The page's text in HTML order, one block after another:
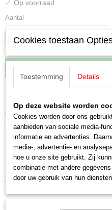
✓ Op voorraad
Aantal
IN WINKELWAGEN
Productcode leverancier
E224180
Schaal
H0 (1:87)
Nieuw
Omschrijving
Märklin E224180
Uitverkocht bij Märklin
voor oa 30861/98
Cookies toestaan
Toestemming Details
Op deze website worden
Cookies worden door ons
aanbieden van sociale media-
informatie en advertenties.
media-, advertentie- en
hoe u onze site gebruikt. Zij
combinatie met andere
door uw gebruik van hun